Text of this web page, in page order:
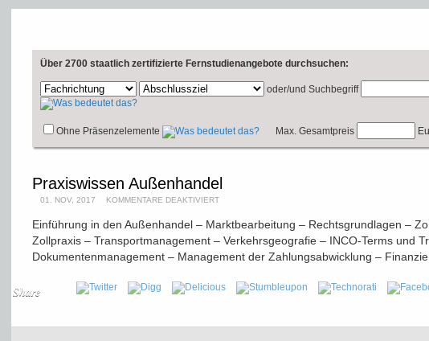
Über 2700 staatlich zertifizierte Fernstudienangebote durchsuchen:
oder/und Suchbegriff
Ohne Präsenzelemente Max. Gesamtpreis
Praxiswissen Außenhandel
01. NOV, 2017 KOMMENTARE DEAKTIVIERT
Einführung in den Außenhandel – Marktbearbeitung – Rechtsgrundlagen –
Zollpraxis – Transportmanagement – Verkehrsgeografie – INCO-Terms und
Dokumentenmanagement – Management der Zahlungsabwicklung –
Share